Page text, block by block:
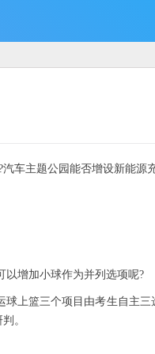
汽车主题公园能否增设新能
以增加小球作为并列选项呢?
上篮三个项目由考生自主
。